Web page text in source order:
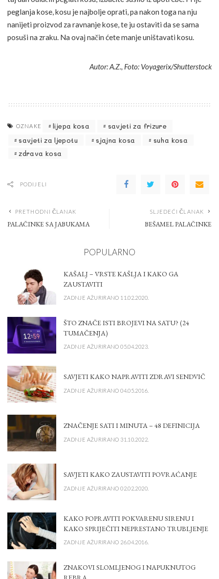
peglanja kose, kosu je najbolje oprati, pa nakon toga na nju
nanijeti proizvod za ravnanje kose, te ju ostaviti da se sama
posuši na zraku. Na ovaj način ćete manje uništavati kosu.
Autor: A.Z., Foto: Voyagerix/Shutterstock
OZNAKE lijepa kosa
savjeti za frizure
savjeti za ljepotu
sjajna kosa
suha kosa
zdrava kosa
PODIJELI
PRETHODNI ČLANAK
PALAČINKE SA JABUKAMA
SLJEDEĆI ČLANAK
BEŠAMEL PALAČINKE
POPULARNO
KAŠALJ – VRSTE KAŠLJA I KAKO GA
ZAUSTAVITI
ZADNJE AŽURIRANO 11.02.2020.
ŠTO ZNAČE ISTI BROJEVI NA SATU? (24
TUMAČENJA)
ZADNJE AŽURIRANO 05.04.2023.
SAVJETI KAKO NAPRAVITI ZDRAVI SENDVIČ
ZADNJE AŽURIRANO 04.05.2016.
ZNAČENJE SATI I MINUTA – 48 DEFINICIJA
ZADNJE AŽURIRANO 31.10.2022.
SAVJETI KAKO ZAUSTAVITI POVRAĆANJE
ZADNJE AŽURIRANO 02.02.2020.
KAKO POPRAVITI POKVARENU SIRENU I
KAKO SPRIJEČITI NEPRESTANO TRUBLJENJE
ZADNJE AŽURIRANO 26.04.2016.
ZNAKOVI SLOMLJENOG I NAPUKNUTOG